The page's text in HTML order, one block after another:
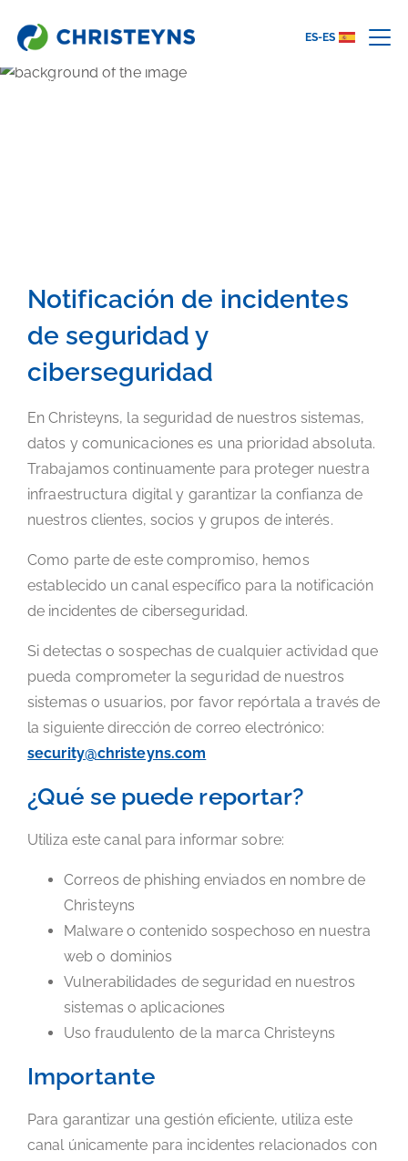
ES-ES
Home Seguridad
Notificación de incidentes
de seguridad y
ciberseguridad
En Christeyns, la seguridad de nuestros sistemas,
datos y comunicaciones es una prioridad absoluta.
Trabajamos continuamente para proteger nuestra
infraestructura digital y garantizar la confianza de
nuestros clientes, socios y grupos de interés.
Como parte de este compromiso, hemos
establecido un canal específico para la notificación
de incidentes de ciberseguridad.
Si detectas o sospechas de cualquier actividad que
pueda comprometer la seguridad de nuestros
sistemas o usuarios, por favor repórtala a través de
la siguiente dirección de correo electrónico:
security@christeyns.com
¿Qué se puede reportar?
Utiliza este canal para informar sobre:
Correos de phishing enviados en nombre de
Christeyns
Malware o contenido sospechoso en nuestra
web o dominios
Vulnerabilidades de seguridad en nuestros
sistemas o aplicaciones
Uso fraudulento de la marca Christeyns
Importante
Para garantizar una gestión eficiente, utiliza este
canal únicamente para incidentes relacionados con